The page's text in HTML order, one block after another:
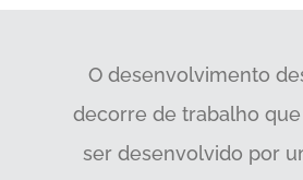
O desenvolvimento
decorre de trabalho
ser desenvolvido por